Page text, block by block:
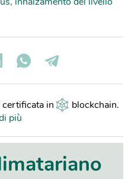
in blockchain.
più